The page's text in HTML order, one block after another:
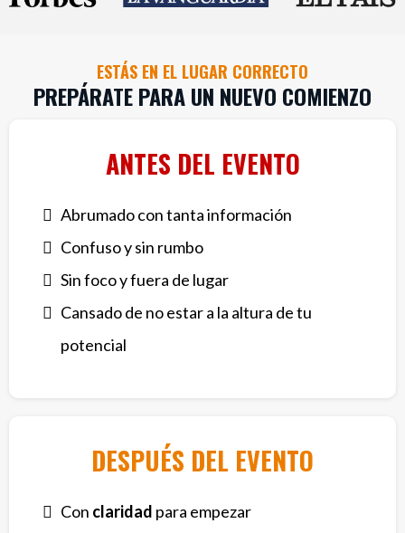
ESTÁS EN EL LUGAR CORRECTO
PREPÁRATE PARA UN NUEVO COMIENZO
ANTES DEL EVENTO
Abrumado con tanta información
Confuso y sin rumbo
Sin foco y fuera de lugar
Cansado de no estar a la altura de tu
potencial
DESPUÉS DEL EVENTO
Con claridad para empezar